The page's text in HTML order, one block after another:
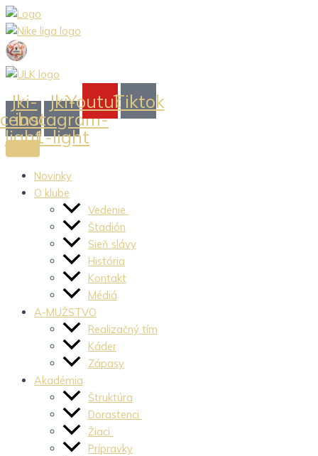
Preskočiť
na
obsah
Jki-
light
Jki-
instagram-
1-light
YoutubeTiktok
Novinky
O klube
Vedenie
Štadión
Sieň slávy
História
Kontakt
Médiá
A-MUŽSTVO
Realizačný tím
Káder
Zápasy
Akadémia
Štruktúra
Dorastenci
Žiaci
Prípravky